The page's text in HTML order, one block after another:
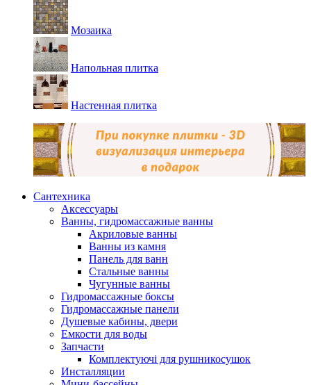
Мозаика
Напольная плитка
Настенная плитка
Сантехника
Аксессуары
Ванны, гидромассажные ванны
Акриловые ванны
Ванны из камня
Панель для ванн
Стальные ванны
Чугунные ванны
Гидромассажные боксы
Гидромассажные панели
Душевые кабины, двери
Емкости для воды
Запчасти
Комплектуючі для рушникосушок
Инсталляции